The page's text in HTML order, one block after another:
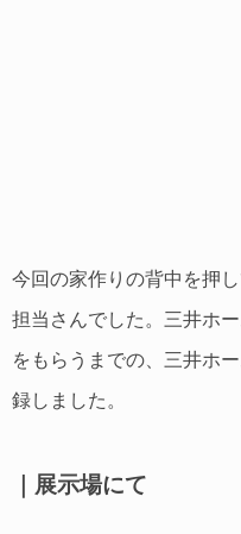
今回の家作りの背中を押
担当さんでした。三井ホ
をもらうまでの、三井ホ
録しました。
｜展示場にて